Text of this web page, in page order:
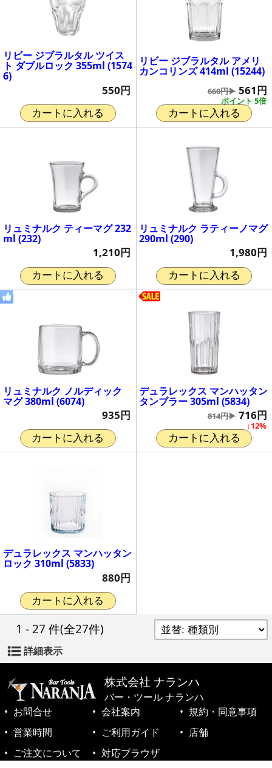
リビー ジブラルタル ツイス
ト ダブルロック 355ml (1574
6)
550円
カートに入れる
リビー ジブラルタル アメリ
カンコリンズ 414ml (15244)
ポイント 5倍
660円▶ 561円
カートに入れる
リュミナルク ティーマグ 232
ml (232)
1,210円
カートに入れる
リュミナルク ラティーノマグ
290ml (290)
1,980円
カートに入れる
リュミナルク ノルディック
マグ 380ml (6074)
935円
カートに入れる
デュラレックス マンハッタン
タンブラー 305ml (5834)
↓12%
814円▶ 716円
カートに入れる
デュラレックス マンハッタン
ロック 310ml (5833)
880円
カートに入れる
1 - 27 件(全27件)
詳細表示
株式会社 ナランハ
バー・ツール ナランハ
お問合せ
会社案内
規約・同意事項
営業時間
ご利用ガイド
店舗
ご注文について
対応ブラウザ